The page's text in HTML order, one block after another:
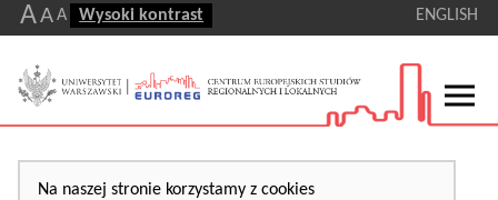
AA A Wysoki kontrast ENGLISH
Na naszej stronie korzystamy z cookies